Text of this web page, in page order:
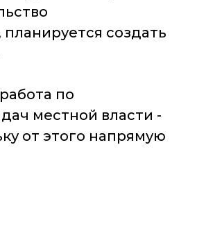
создать
по
местной власти -
от этого напрямую